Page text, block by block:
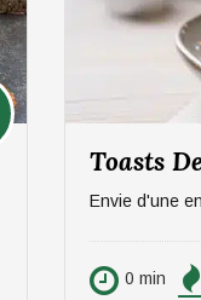
Toasts
0 min